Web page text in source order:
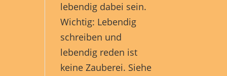
lebendig dabei sein.
Wichtig: Lebendig
schreiben und
lebendig reden ist
keine Zauberei. Siehe